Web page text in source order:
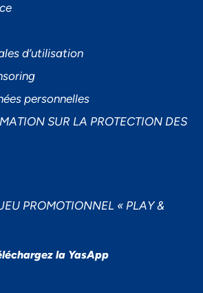
d’utilisation
personnelles
SUR LA PROTECTION DES
PROMOTIONNEL « PLAY &
la YasApp
Préférences